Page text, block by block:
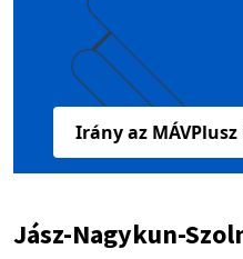
Irány az
Jász-Nagykun-